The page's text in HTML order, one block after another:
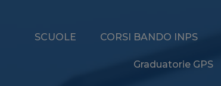
SCUOLE CORSI BANDO INPS
Graduatorie GPS